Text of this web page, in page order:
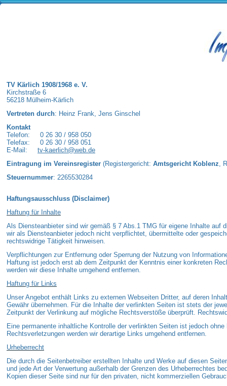
TV Kärlich 1908/1968 e. V.
Kirchstraße 6
56218 Mülheim-Kärlich
Vertreten durch: Heinz Frank, Jens Ginschel
Kontakt
Telefon: 0 26 30 / 958 050
Telefax: 0 26 30 / 958 051
E-Mail: tv-kaerlich@web.de
Eintragung im Vereinsregister (Registergericht: Amtsgericht Koblenz,
Steuernummer: 2265530284
Haftungsausschluss (Disclaimer)
Haftung für Inhalte
Als Diensteanbieter sind wir gemäß § 7 Abs.1 TMG für eigene Inhalte
wir als Diensteanbieter jedoch nicht verpflichtet, übermittelte oder
rechtswidrige Tätigkeit hinweisen.
Verpflichtungen zur Entfernung oder Sperrung der Nutzung von
Haftung ist jedoch erst ab dem Zeitpunkt der Kenntnis einer konkreten
werden wir diese Inhalte umgehend entfernen.
Haftung für Links
Unser Angebot enthält Links zu externen Webseiten Dritter, auf deren
Gewähr übernehmen. Für die Inhalte der verlinkten Seiten ist stets der
Zeitpunkt der Verlinkung auf mögliche Rechtsverstöße überprüft.
Eine permanente inhaltliche Kontrolle der verlinkten Seiten ist jedoch
Rechtsverletzungen werden wir derartige Links umgehend entfernen.
Urheberrecht
Die durch die Seitenbetreiber erstellten Inhalte und Werke auf diesen
und jede Art der Verwertung außerhalb der Grenzen des Urheberrechtes
Kopien dieser Seite sind nur für den privaten, nicht kommerziellen